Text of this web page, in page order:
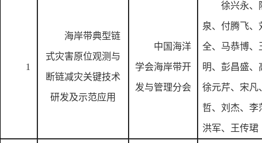
1
海岸带典型链
式灾害原位观测与
断链减灾关键技术
研发及示范应用
中国海洋
学会海岸带开
发与管理分会
徐兴永、
泉、付腾飞、
全、马恭博、
明、彭昌盛、
徐元芹、宋凡
哲、刘杰、李
洪军、王传珺